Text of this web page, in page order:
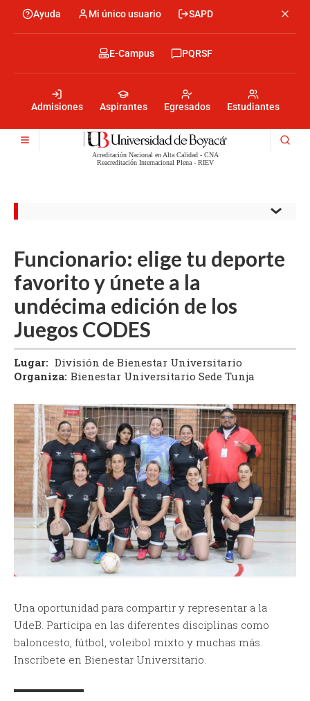
contenido
Menu
encabezado
Ayuda Mi único usuario SAPD
encabezado
Admisiones Aspirantes Egresados Estudiantes
Menu
encabezado
-
Derecha
E-Campus PQRSF
Menú
Acreditación Nacional en Alta Calidad - CNA
Reacreditación Internacional Plena - RIEV
Funcionario: elige tu deporte
favorito y únete a la
undécima edición de los
Juegos CODES
Lugar: División de Bienestar Universitario
Organiza: Bienestar Universitario Sede Tunja
Una oportunidad para compartir y representar a la
UdeB. Participa en las diferentes disciplinas como
baloncesto, fútbol, voleibol mixto y muchas más.
Inscríbete en Bienestar Universitario.